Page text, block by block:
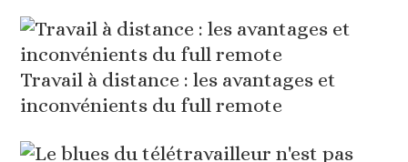
Travail à distance : les avantages et
inconvénients du full remote